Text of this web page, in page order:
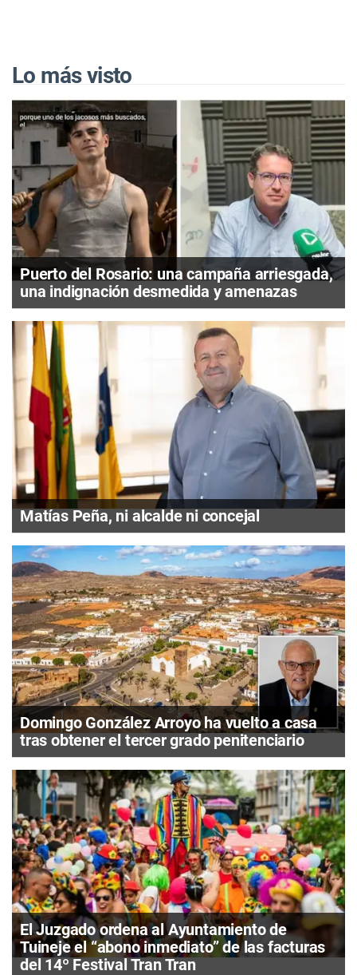
Lo más visto
Puerto del Rosario: una campaña arriesgada,
una indignación desmedida y amenazas
Matías Peña, ni alcalde ni concejal
Domingo González Arroyo ha vuelto a casa
tras obtener el tercer grado penitenciario
El Juzgado ordena al Ayuntamiento de
Tuineje el “abono inmediato” de las facturas
del 14º Festival Tran Tran